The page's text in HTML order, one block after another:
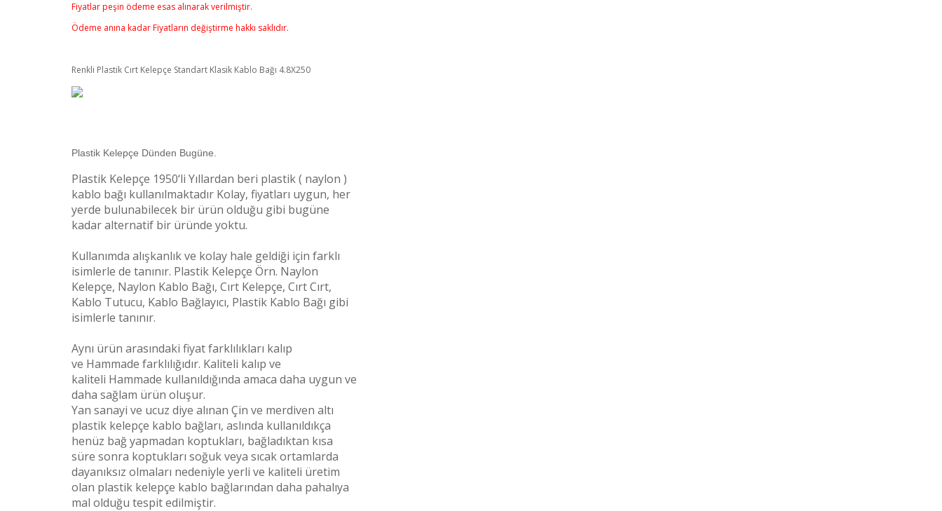
Fiyatlar peşin ödeme esas alınarak verilmiştir.
Ödeme anına kadar Fiyatların değiştirme hakkı saklıdır.
Renkli Plastik Cırt Kelepçe Standart Klasik Kablo Bağı 4.8X250
Plastik Kelepçe Dünden Bugüne.
Plastik Kelepçe 1950‘li Yıllardan beri plastik ( naylon )
kablo bağı kullanılmaktadır Kolay, fiyatları uygun, her
yerde bulunabilecek bir ürün olduğu gibi bugüne
kadar alternatif bir üründe yoktu.
Kullanımda alışkanlık ve kolay hale geldiği için farklı
isimlerle de tanınır. Plastik Kelepçe Örn. Naylon
Kelepçe, Naylon Kablo Bağı, Cırt Kelepçe, Cırt Cırt,
Kablo Tutucu, Kablo Bağlayıcı, Plastik Kablo Bağı gibi
isimlerle tanınır.
Aynı ürün arasındaki fiyat farklılıkları kalıp
ve Hammade farklılığıdır. Kaliteli kalıp ve
kaliteli Hammade kullanıldığında amaca daha uygun ve
daha sağlam ürün oluşur.
Yan sanayi ve ucuz diye alınan Çin ve merdiven altı
plastik kelepçe kablo bağları, aslında kullanıldıkça
henüz bağ yapmadan koptukları, bağladıktan kısa
süre sonra koptukları soğuk veya sıcak ortamlarda
dayanıksız olmaları nedeniyle yerli ve kaliteli üretim
olan plastik kelepçe kablo bağlarından daha pahalıya
mal olduğu tespit edilmiştir.